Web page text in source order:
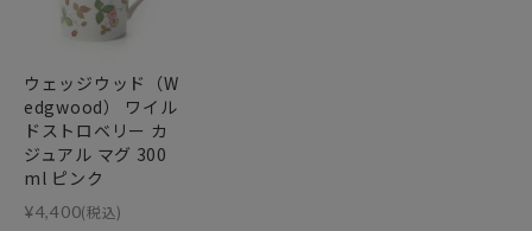
ウェッジウッド（W
edgwood） ワイル
ドストロベリー カ
ジュアル マグ 300
ml ピンク
¥4,400(税込)